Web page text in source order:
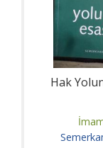
Hak